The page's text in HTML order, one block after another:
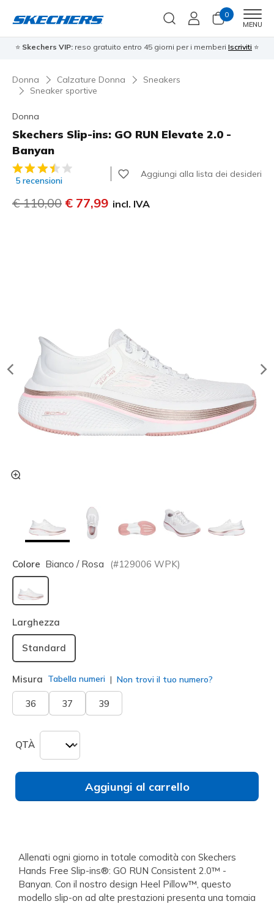
0
MENU
⭐ Skechers VIP: reso gratuito entro 45 giorni per i memberi Iscriviti ⭐
Donna Calzature Donna
Sneakers
Sneaker sportive
Donna
Skechers Slip-ins: GO RUN Elevate 2.0 -
Banyan
Valutazione cliente 4,4 su 5
5 recensioni
Aggiungi alla lista dei desideri
Prezzo ridotto da
€ 110,00 per
€ 77,99 incl. IVA
Colore Bianco / Rosa (#129006 WPK)
selezionato
Larghezza
Standard
Misura Tabella numeri Non trovi il tuo numero?
36 37 39
QTÀ
Aggiungi al carrello
Allenati ogni giorno in totale comodità con Skechers
Hands Free Slip-ins®: GO RUN Consistent 2.0™ -
Banyan. Con il nostro design Heel Pillow™, questo
modello slip-on ad alte prestazioni presenta una tomaia